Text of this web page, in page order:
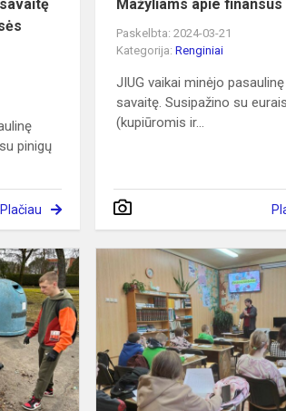
pinigų
Plačiau
Mažyliams apie finansus
Paskelbta: 2024-03-21
Kategorija:Renginiai
JIUG vaikai minėjo
savaitę. Susipažino su eurais
(kupiūromis ir...
Konkrečiais
darbais
paminėjo
Žemės
dieną